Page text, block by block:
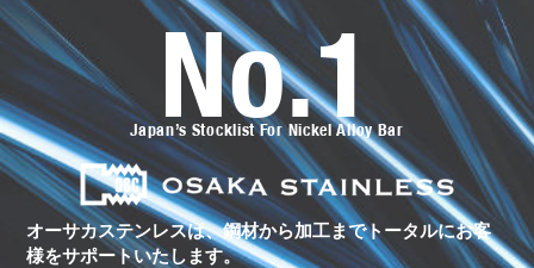
オ
ス
テ
ン
レ
ス
の
ト
ー
タ
No.1
Japan’s Stocklist For Nickel Alloy Bar
オーサカステンレスは、鋼材から加工までトータルにお客
様をサポートいたします。